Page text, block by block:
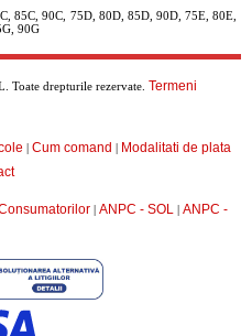
85C, 90C, 75D, 80D, 85D, 90D, 75E, 80E,
90G
Toate drepturile rezervate. Termeni
| Cum comand | Modalitati de plata
| ANPC - SOL | ANPC -